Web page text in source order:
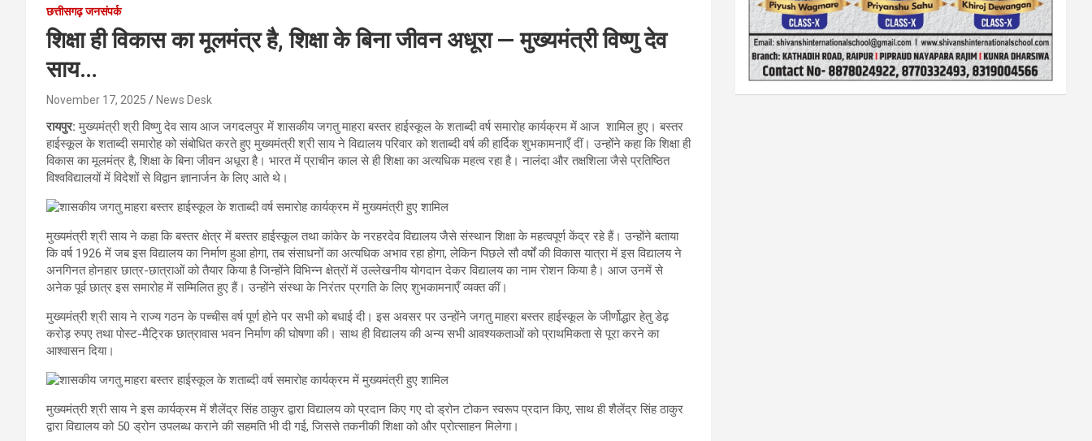
छत्तीसगढ़ जनसंपर्क
शिक्षा ही विकास का मूलमंत्र है, शिक्षा के बिना जीवन अधूरा — मुख्यमंत्री विष्णु देव
साय…
November 17, 2025 News Desk
रायपुर:मुख्यमंत्री श्री विष्णु देव साय आज जगदलपुर में शासकीय जगतु माहरा बस्तर हाईस्कूल के शताब्दी वर्ष समारोह कार्यक्रम में आज शामिल हुए। बस्तर
हाईस्कूल के शताब्दी समारोह को संबोधित करते हुए मुख्यमंत्री श्री साय ने विद्यालय परिवार को शताब्दी वर्ष की हार्दिक शुभकामनाएँ दीं। उन्होंने कहा कि शिक्षा ही
विकास का मूलमंत्र है, शिक्षा के बिना जीवन अधूरा है। भारत में प्राचीन काल से ही शिक्षा का अत्यधिक महत्व रहा है। नालंदा और तक्षशिला जैसे प्रतिष्ठित
विश्वविद्यालयों में विदेशों से विद्वान ज्ञानार्जन के लिए आते थे।
मुख्यमंत्री श्री साय ने कहा कि बस्तर क्षेत्र में बस्तर हाईस्कूल तथा कांकेर के नरहरदेव विद्यालय जैसे संस्थान शिक्षा के महत्वपूर्ण केंद्र रहे हैं। उन्होंने बताया
कि वर्ष 1926 में जब इस विद्यालय का निर्माण हुआ होगा, तब संसाधनों का अत्यधिक अभाव रहा होगा, लेकिन पिछले सौ वर्षों की विकास यात्रा में इस विद्यालय ने
अनगिनत होनहार छात्र-छात्राओं को तैयार किया है जिन्होंने विभिन्न क्षेत्रों में उल्लेखनीय योगदान देकर विद्यालय का नाम रोशन किया है। आज उनमें से
अनेक पूर्व छात्र इस समारोह में सम्मिलित हुए हैं। उन्होंने संस्था के निरंतर प्रगति के लिए शुभकामनाएँ व्यक्त कीं।
मुख्यमंत्री श्री साय ने राज्य गठन के पच्चीस वर्ष पूर्ण होने पर सभी को बधाई दी। इस अवसर पर उन्होंने जगतु माहरा बस्तर हाईस्कूल के जीर्णोद्धार हेतु डेढ़
करोड़ रुपए तथा पोस्ट-मैट्रिक छात्रावास भवन निर्माण की घोषणा की। साथ ही विद्यालय की अन्य सभी आवश्यकताओं को प्राथमिकता से पूरा करने का
आश्वासन दिया।
मुख्यमंत्री श्री साय ने इस कार्यक्रम में शैलेंद्र सिंह ठाकुर द्वारा विद्यालय को प्रदान किए गए दो ड्रोन टोकन स्वरूप प्रदान किए, साथ ही शैलेंद्र सिंह ठाकुर
द्वारा विद्यालय को 50 ड्रोन उपलब्ध कराने की सहमति भी दी गई, जिससे तकनीकी शिक्षा को और प्रोत्साहन मिलेगा।